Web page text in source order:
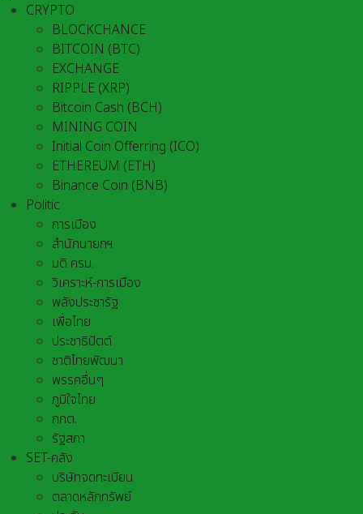
CRYPTO
BLOCKCHANCE
BITCOIN (BTC)
EXCHANGE
RIPPLE (XRP)
Bitcoin Cash (BCH)
MINING COIN
Initial Coin Offerring (ICO)
ETHEREUM (ETH)
Binance Coin (BNB)
Politic
การเมือง
สำนักนายกฯ
มติ ครม.
วิเคราะห์-การเมือง
พลังประชารัฐ
เพื่อไทย
ประชาธิปัตต์
ชาติไทยพัฒนา
พรรคอื่นๆ
ภูมิใจไทย
กกต.
รัฐสภา
SET-คลัง
บริษัทจดทะเบียน
ตลาดหลักทรัพย์